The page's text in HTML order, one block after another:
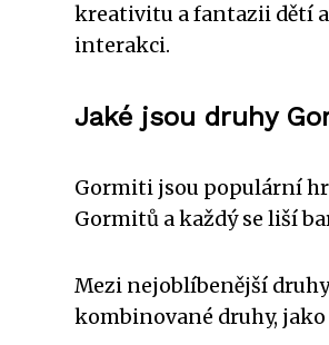
kreativitu a fantazii dětí
interakci.
Jaké jsou druhy
Gormiti jsou populární
Gormitů a každý se liší
Mezi nejoblíbenější
kombinované druhy,